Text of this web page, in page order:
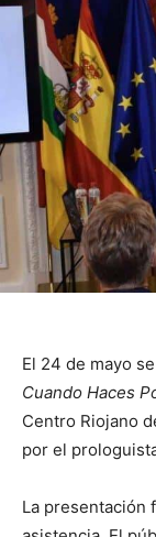
El 24 de mayo
Cuando Haces
Centro Riojano
por el
La presentación